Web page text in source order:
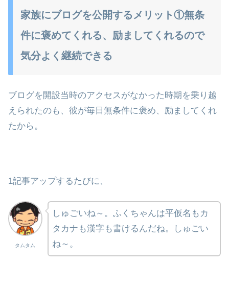
家族にブログを公開するメリット①無条
件に褒めてくれる、励ましてくれるので
気分よく継続できる
ブログを開設当時のアクセスがなかった時期を乗り越
えられたのも、彼が毎日無条件に褒め、励ましてくれ
たから。
1記事アップするたびに、
タムタム
しゅごいね～。ふくちゃんは平仮名もカ
タカナも漢字も書けるんだね。しゅごい
ね～。